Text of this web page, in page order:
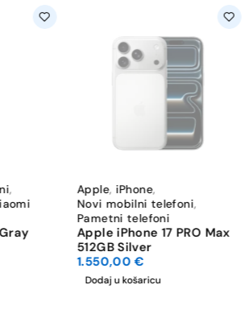
,
Apple, iPhone,
Novi mobilni telefoni,
Pametni telefoni
Apple iPhone 17 PRO Max
512GB Silver
1.550,00 €
Dodaj u košaricu